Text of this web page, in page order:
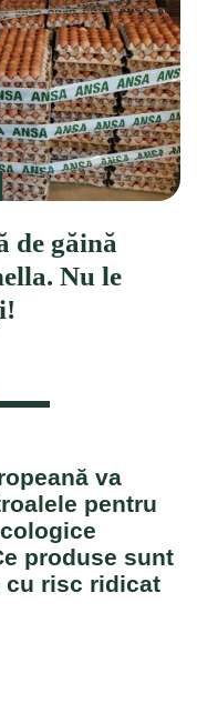
de găină
Nu le
va
pentru
produse sunt
cu risc ridicat